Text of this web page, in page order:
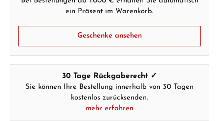
ein Präsent im Warenkorb.
Geschenke ansehen
30 Tage Rückgaberecht ✓
Sie können Ihre Bestellung innerhalb von 30 Tagen
kostenlos zurücksenden.
mehr erfahren